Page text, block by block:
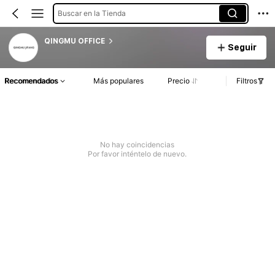
Buscar en la Tienda
QINGMU OFFICE
Seguir
Recomendados Más populares Precio Filtros
No hay coincidencias
Por favor inténtelo de nuevo.